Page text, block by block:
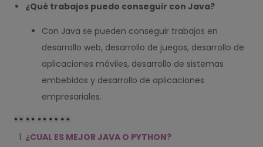
¿Qué trabajos puedo conseguir con Java?
Con Java se pueden conseguir trabajos en
desarrollo web, desarrollo de juegos, desarrollo de
aplicaciones móviles, desarrollo de sistemas
embebidos y desarrollo de aplicaciones
empresariales.
¿CUAL ES MEJOR JAVA O PYTHON?